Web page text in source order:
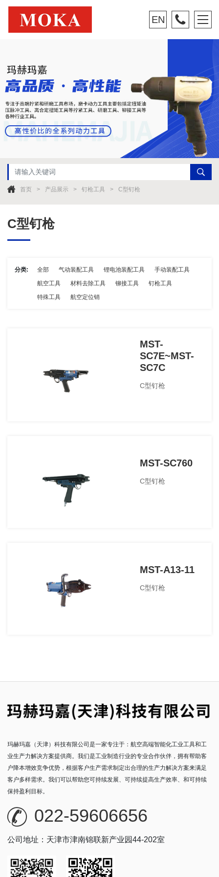
EN
首页 产品展示 钉枪工具 C型钉枪
C型钉枪
分类: 全部 气动装配工具 锂电池装配工具
手动装配工具
航空工具
材料去除工具 铆接工具
钉枪工具
特殊工具
航空定位销
MST-
SC7E~MST-
SC7C
C型钉枪
MST-SC760
C型钉枪
MST-A13-11
C型钉枪
玛赫玛嘉（天津）科技有限公司是一家专注于：航空高端智能化工业工具和工
业生产力解决方案提供商。我们是工业制造行业的专业合作伙伴，拥有帮助客
户降本增效竞争优势，根据客户生产需求制定出合理的生产力解决方案来满足
客户多样需求。我们可以帮助您可持续发展、可持续提高生产效率、和可持续
保持盈利目标。
022-59606656
公司地址：天津市津南锦联新产业园44-202室